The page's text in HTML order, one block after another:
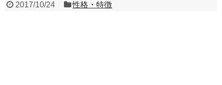
2017/10/24 性格・特徴
食事・食べ物